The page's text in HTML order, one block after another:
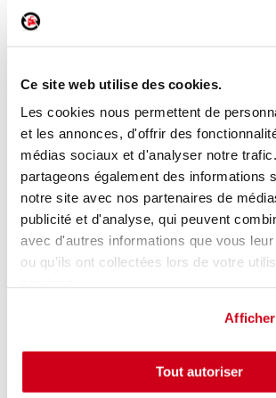
Ce site web utilise des cookies.
Les cookies nous permettent de
et les annonces, d'offrir des
médias sociaux et d'analyser notre
partageons également des informations
notre site avec nos partenaires de
publicité et d'analyse, qui peuvent
avec d'autres informations que vous
ou qu'ils ont collectées lors de votre
Tout autoriser
Boitier papillon
Modèle d'origine :VOLKSWAGEN GOLF 7
201706
Modèle de provenance
Caractéristiques techniques
En stock
AJOUTER AU PANIER